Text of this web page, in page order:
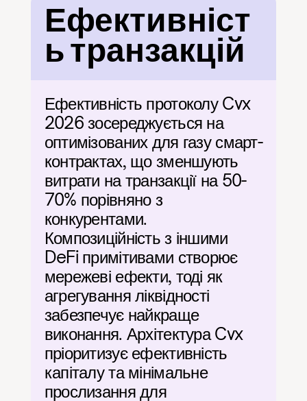
Ефективніст
ь транзакцій
Ефективність протоколу Cvx
2026 зосереджується на
оптимізованих для газу смарт-
контрактах, що зменшують
витрати на транзакції на 50-
70% порівняно з
конкурентами.
Композиційність з іншими
DeFi примітивами створює
мережеві ефекти, тоді як
агрегування ліквідності
забезпечує найкраще
виконання. Архітектура Cvx
пріоритизує ефективність
капіталу та мінімальне
прослизання для